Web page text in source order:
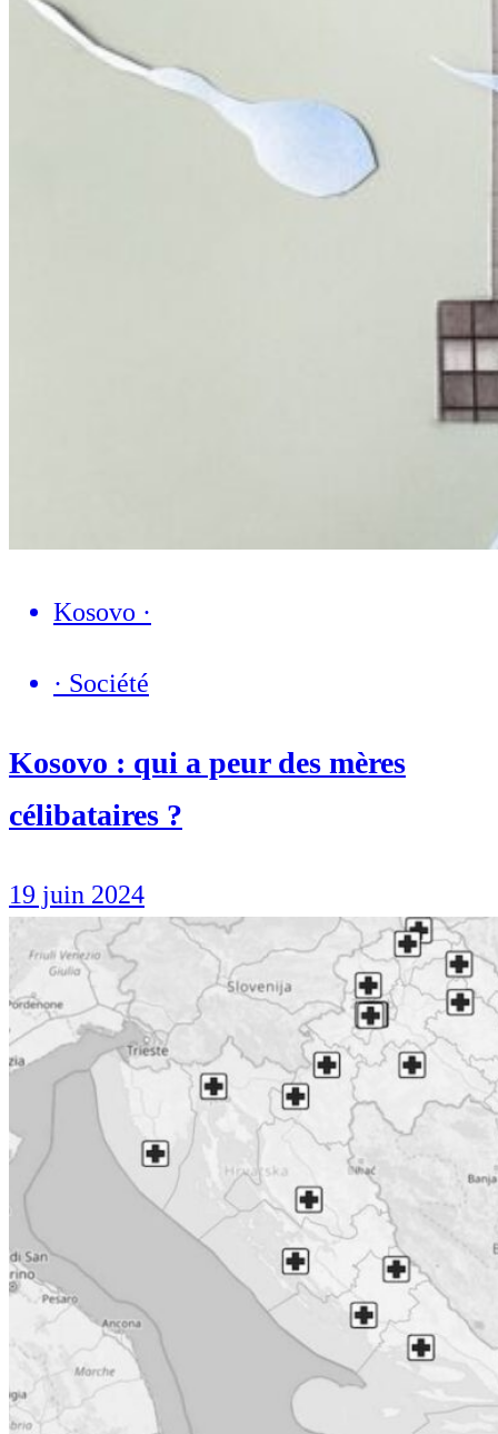
Kosovo ·
· Société
Kosovo : qui a peur des mères
célibataires ?
19 juin 2024